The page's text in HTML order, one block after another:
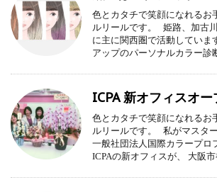
色とカタチで笑顔になれるお
ルリールです。 姫路、加古
に主に関西圏で活動してい
アップのパーソナルカラー診
ICPA 新オフィスオー
色とカタチで笑顔になれるお
ルリールです。 私がマスタ
一般社団法人国際カラープロ
ICPAの新オフィスが、 大阪